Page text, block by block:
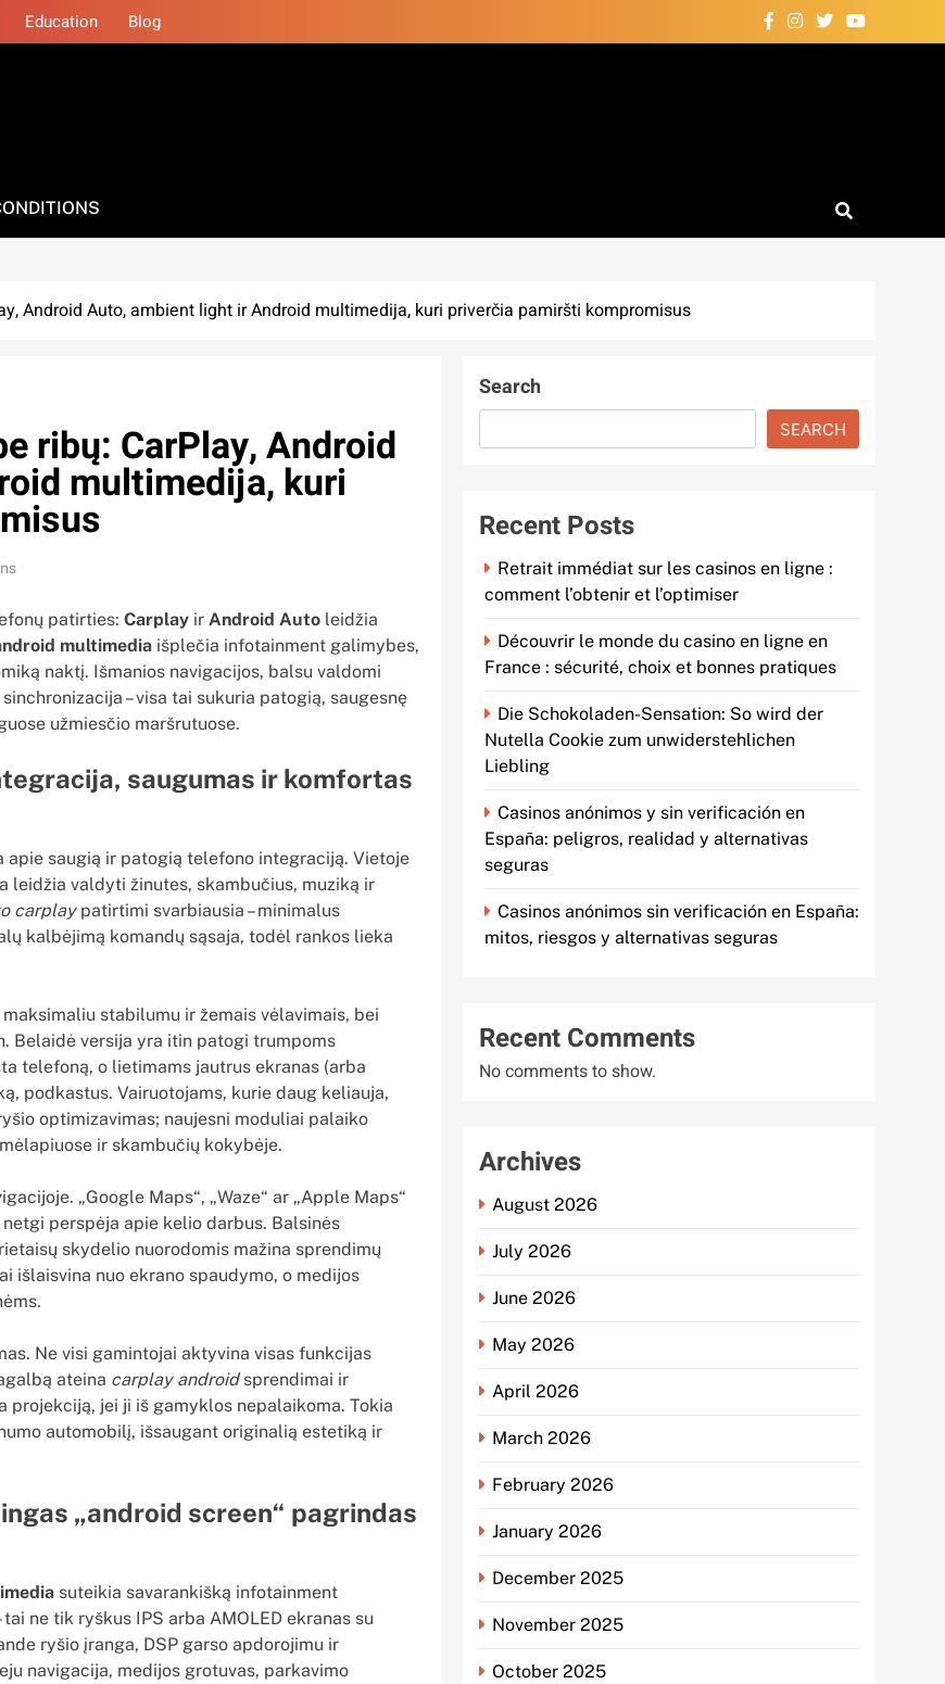
Education Blog
Android Auto, ambient light ir Android multimedija, kuri priverčia pamiršti kompromisus
ribų: CarPlay, Android
multimedija, kuri
patirties: Carplay ir Android Auto leidžia
multimedia išplečia infotainment galimybes,
naktį. Išmanios navigacijos, balsu valdomi
– visa tai sukuria patogią, saugesnę
užmiesčio maršrutuose.
saugumas ir komfortas
saugią ir patogią telefono integraciją. Vietoje
leidžia valdyti žinutes, skambučius, muziką ir
carplaypatirtimi svarbiausia – minimalus
kalbėjimą komandų sąsaja, todėl rankos lieka
stabilumu ir žemais vėlavimais, bei
Belaidė versija yra itin patogi trumpoms
telefoną, o lietimams jautrus ekranas (arba
podkastus. Vairuotojams, kurie daug keliauja,
optimizavimas; naujesni moduliai palaiko
ir skambučių kokybėje.
„Google Maps“, „Waze“ ar „Apple Maps“
perspėja apie kelio darbus. Balsinės
skydelio nuorodomis mažina sprendimų
išlaisvina nuo ekrano spaudymo, o medijos
Ne visi gamintojai aktyvina visas funkcijas
ateina carplay androidsprendimai ir
jei ji iš gamyklos nepalaikoma. Tokia
automobilį, išsaugant originalią estetiką ir
„android screen“ pagrindas
suteikia savarankišką infotainment
tai ne tik ryškus IPS arba AMOLED ekranas su
ryšio įranga, DSP garso apdorojimu ir
navigacija, medijos grotuvas, parkavimo
Search
SEARCH
Recent Posts
Retrait immédiat sur les casinos en ligne :
comment l’obtenir et l’optimiser
Découvrir le monde du casino en ligne en
France : sécurité, choix et bonnes pratiques
Die Schokoladen-Sensation: So wird der
Nutella Cookie zum unwiderstehlichen
Liebling
Casinos anónimos y sin verificación en
España: peligros, realidad y alternativas
seguras
Casinos anónimos sin verificación en España:
mitos, riesgos y alternativas seguras
Recent Comments
No comments to show.
Archives
August 2026
July 2026
June 2026
May 2026
April 2026
March 2026
February 2026
January 2026
December 2025
November 2025
October 2025